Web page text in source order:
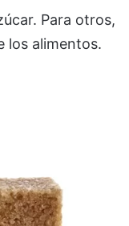
Para otros,
los alimentos.